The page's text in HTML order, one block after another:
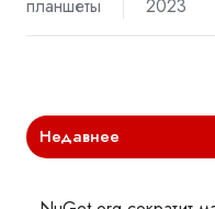
планшеты
2023
Недавнее